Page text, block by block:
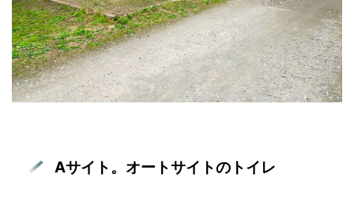
Aサイト。オートサイトのトイレ